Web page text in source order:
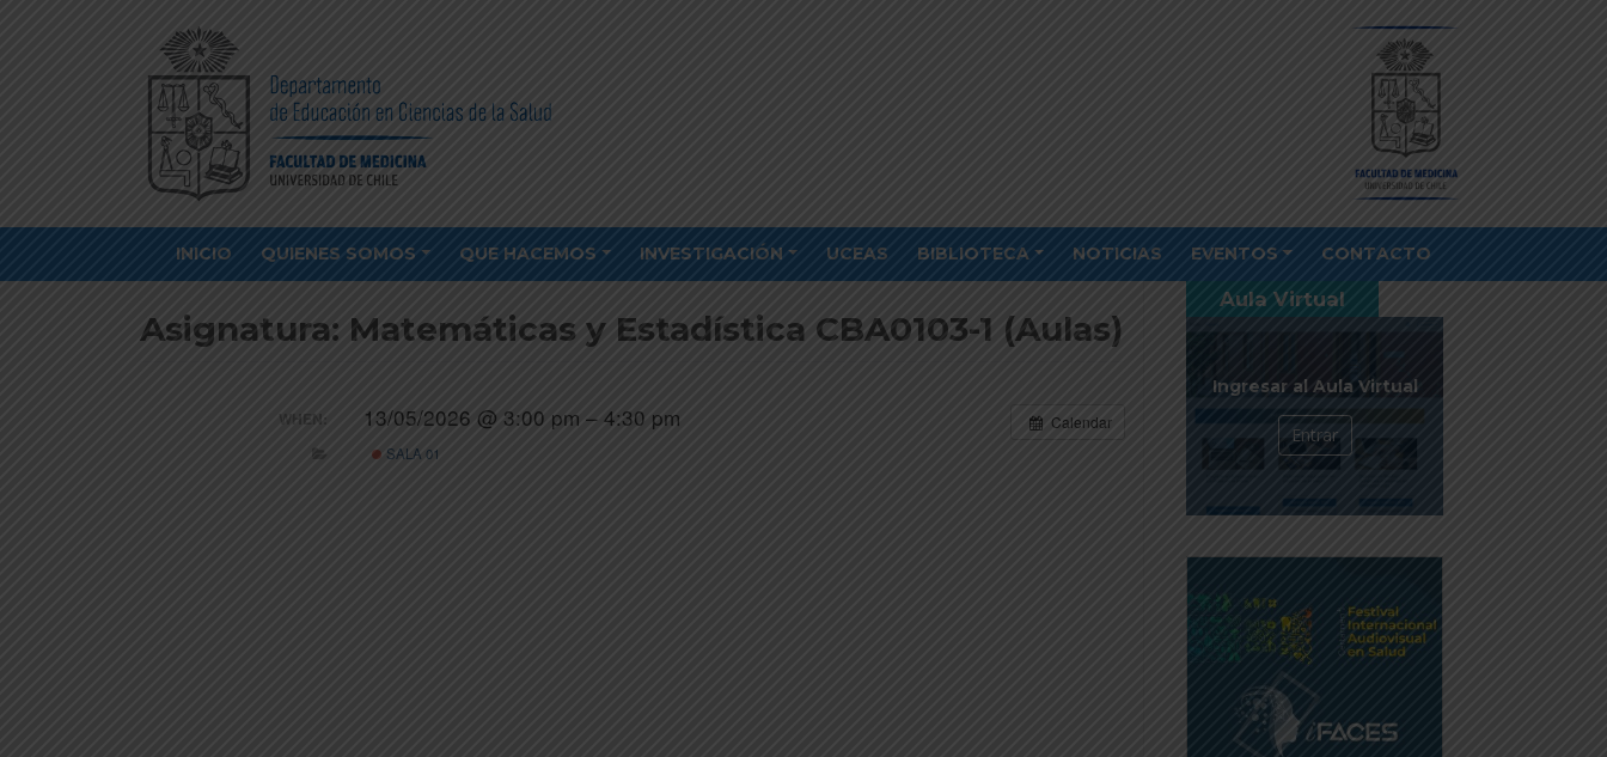
INICIO QUIENES SOMOS QUE HACEMOS INVESTIGACIÓN UCEAS BIBLIOTECA NOTICIAS EVENTOS CONTACTO
Asignatura: Matemáticas y Estadística CBA0103-1 (Aulas)
Calendar
WHEN: 13/05/2026 @ 3:00 pm – 4:30 pm
SALA 01
Aula Virtual
Ingresar al Aula Virtual
Entrar